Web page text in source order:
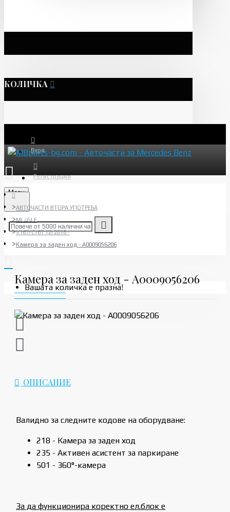
КОЛИЧКА
Вход
Регистрация
Menu
Вашата количка е празна!
АВТОЧАСТИ ВТОРА УПОТРЕБА
ML/GLE
V167/C167 12/2018 -
Камера за заден ход - A0009056206
Камера за заден ход - A0009056206
ОПИСАНИЕ
Валидно за следните кодове на оборудване:
218 - Камера за заден ход
235 - Активен асистент за паркиране
501 - 360°-камера
За да функционира коректно ел.блок е